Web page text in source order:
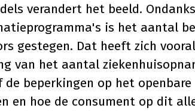
verandert het beeld.
is het aantal
gestegen. Dat heeft zich
van het aantal
de beperkingen op het
en hoe de consument op dit